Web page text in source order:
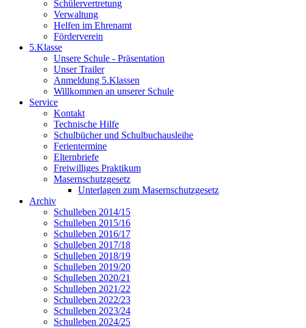
Schülervertretung
Verwaltung
Helfen im Ehrenamt
Förderverein
5.Klasse
Unsere Schule - Präsentation
Unser Trailer
Anmeldung 5.Klassen
Willkommen an unserer Schule
Service
Kontakt
Technische Hilfe
Schulbücher und Schulbuchausleihe
Ferientermine
Elternbriefe
Freiwilliges Praktikum
Masernschutzgesetz
Unterlagen zum Masernschutzgesetz
Archiv
Schulleben 2014/15
Schulleben 2015/16
Schulleben 2016/17
Schulleben 2017/18
Schulleben 2018/19
Schulleben 2019/20
Schulleben 2020/21
Schulleben 2021/22
Schulleben 2022/23
Schulleben 2023/24
Schulleben 2024/25